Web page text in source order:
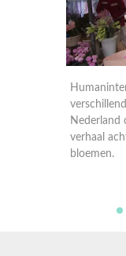
Nederland
verhaal
bloemen.